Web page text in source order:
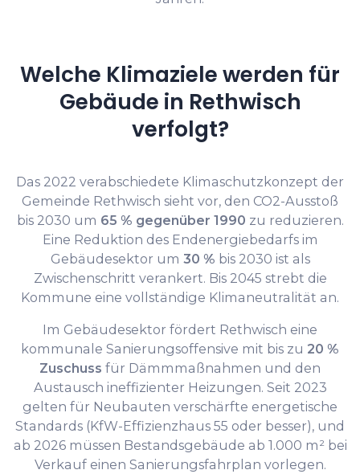
Welche Klimaziele werden für
Gebäude in Rethwisch
verfolgt?
Das 2022 verabschiedete Klimaschutzkonzept der
Gemeinde Rethwisch sieht vor, den CO2-Ausstoß
bis 2030 um 65 % gegenüber 1990 zu reduzieren.
Eine Reduktion des Endenergiebedarfs im
Gebäudesektor um 30 % bis 2030 ist als
Zwischenschritt verankert. Bis 2045 strebt die
Kommune eine vollständige Klimaneutralität an.
Im Gebäudesektor fördert Rethwisch eine
kommunale Sanierungsoffensive mit bis zu 20 %
Zuschuss für Dämmmaßnahmen und den
Austausch ineffizienter Heizungen. Seit 2023
gelten für Neubauten verschärfte energetische
Standards (KfW-Effizienzhaus 55 oder besser), und
ab 2026 müssen Bestandsgebäude ab 1.000 m² bei
Verkauf einen Sanierungsfahrplan vorlegen.